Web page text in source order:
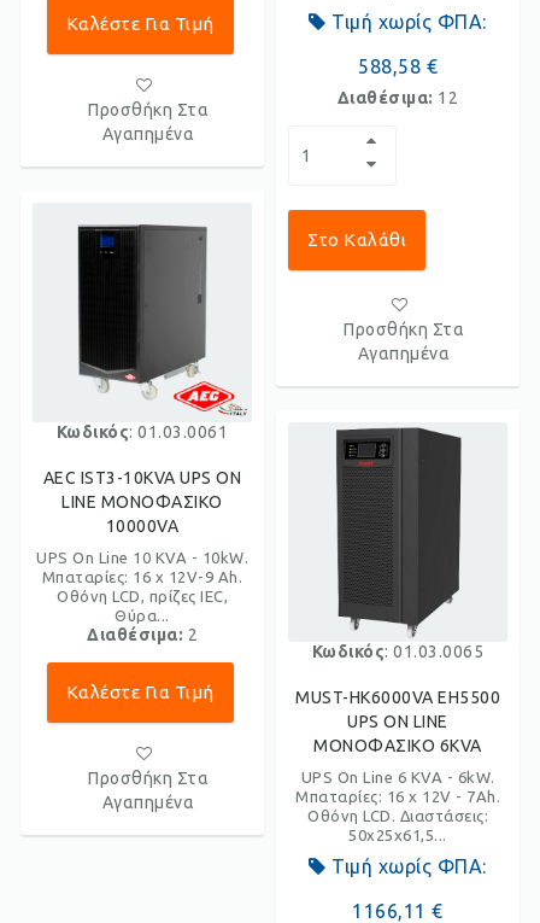
Καλέστε Για Τιμή
Προσθήκη Στα
Αγαπημένα
Κωδικός: 01.03.0061
AEC IST3-10KVA UPS ON
LINE ΜΟΝΟΦΑΣΙΚΟ
10000VA
UPS On Line 10 KVA - 10kW.
Μπαταρίες: 16 x 12V-9 Ah.
Οθόνη LCD, πρίζες IEC,
Θύρα...
Διαθέσιμα: 2
Καλέστε Για Τιμή
Προσθήκη Στα
Αγαπημένα
Τιμή χωρίς ΦΠΑ:
588,58 €
Διαθέσιμα: 12
Στο Καλάθι
Προσθήκη Στα
Αγαπημένα
Κωδικός: 01.03.0065
MUST-HK6000VA EH5500
UPS ON LINE
ΜΟΝΟΦΑΣΙΚΟ 6KVA
UPS On Line 6 KVA - 6kW.
Μπαταρίες: 16 x 12V - 7Ah.
Οθόνη LCD. Διαστάσεις:
50x25x61,5...
Τιμή χωρίς ΦΠΑ:
1166,11 €